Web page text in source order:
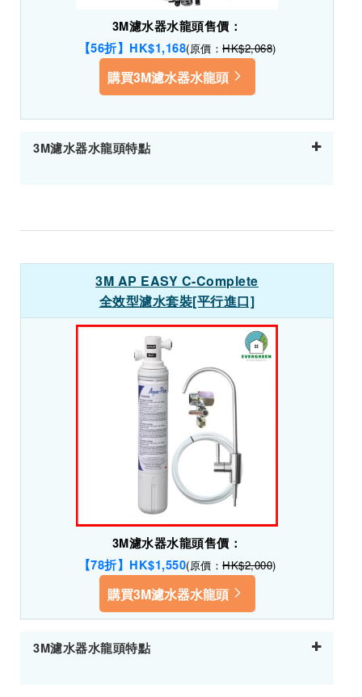
3M濾水器水龍頭售價：
【56折】HK$1,168(原價： HK$2,068)
購買3M濾水器水龍頭
3M濾水器水龍頭特點
3M AP EASY C-Complete
全效型濾水套裝[平行進口]
3M濾水器水龍頭售價：
【78折】HK$1,550(原價： HK$2,000)
購買3M濾水器水龍頭
3M濾水器水龍頭特點